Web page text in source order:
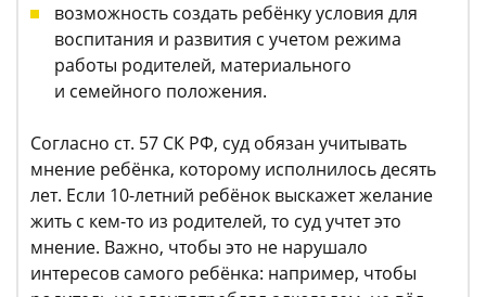
возможность создать ребёнку условия для
воспитания и развития с учетом режима
работы родителей, материального
и семейного положения.
Согласно ст. 57 СК РФ, суд обязан учитывать
мнение ребёнка, которому исполнилось десять
лет. Если 10-летний ребёнок выскажет желание
жить с кем-то из родителей, то суд учтет это
мнение. Важно, чтобы это не нарушало
интересов самого ребёнка: например, чтобы